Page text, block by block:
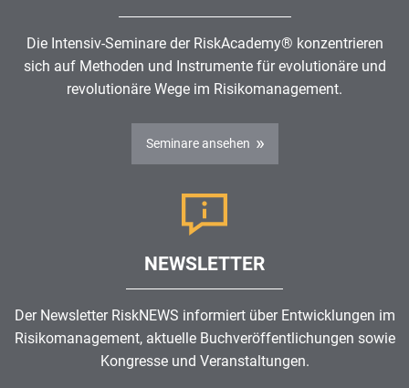
Die Intensiv-Seminare der RiskAcademy® konzentrieren
sich auf Methoden und Instrumente für evolutionäre und
revolutionäre Wege im Risikomanagement.
Seminare ansehen
NEWSLETTER
Der Newsletter RiskNEWS informiert über Entwicklungen im
Risikomanagement, aktuelle Buchveröffentlichungen sowie
Kongresse und Veranstaltungen.